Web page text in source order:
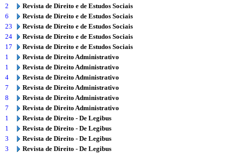
2
Revista de Direito e de Estudos Sociais
6
Revista de Direito e de Estudos Sociais
23
Revista de Direito e de Estudos Sociais
24
Revista de Direito e de Estudos Sociais
17
Revista de Direito e de Estudos Sociais
1
Revista de Direito Administrativo
1
Revista de Direito Administrativo
4
Revista de Direito Administrativo
7
Revista de Direito Administrativo
8
Revista de Direito Administrativo
7
Revista de Direito Administrativo
1
Revista de Direito - De Legibus
1
Revista de Direito - De Legibus
3
Revista de Direito - De Legibus
3
Revista de Direito - De Legibus